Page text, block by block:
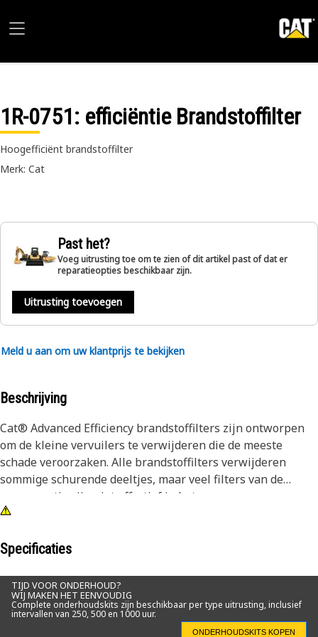
1R-0751: efficiëntie Brandstoffilter
Hoogefficiënt brandstoffilter
Merk: Cat
Past het?
Voeg uitrusting toe om te zien of dit artikel past of dat er
reparatieopties beschikbaar zijn.
Uitrusting toevoegen
Meld u aan om uw klantprijs te bekijken
Beschrijving
Cat® Advanced Efficiency brandstoffilters zijn ontworpen
om de kleine vervuilers te verwijderen die de meeste
schade veroorzaken. Alle brandstoffilters verwijderen
sommige schurende deeltjes, maar veel filters van de
concurrentie zijn niet effectief in het opvangen en
vasthouden van de deeltjes die het schadelijkst zijn voor
tests bewijzen dat Cat brandstoffilters superieure
originele Cat onderdelen. Onze filters verbeteren niet
alleen de prestaties, ze beschermen ook vitale
componenten, wat leidt tot een langere levensduur en een
Specificaties
TIJD VOOR ONDERHOUD?
WIJ MAKEN HET EENVOUDIG
Complete onderhoudskits zijn beschikbaar per type uitrusting, inclusief
intervallen van 250, 500 en 1000 uur.
ONDERHOUDSKITS KOPEN